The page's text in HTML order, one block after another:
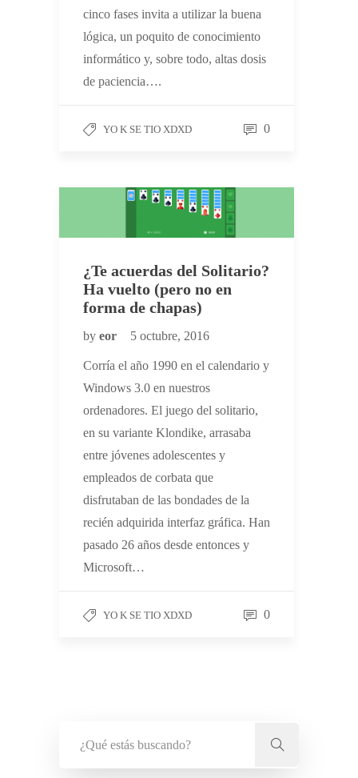
cinco fases invita a utilizar la buena
lógica, un poquito de conocimiento
informático y, sobre todo, altas dosis
de paciencia….
YO K SE TIO XDXD 0
¿Te acuerdas del Solitario?
Ha vuelto (pero no en
forma de chapas)
by eor 5 octubre, 2016
Corría el año 1990 en el calendario y
Windows 3.0 en nuestros
ordenadores. El juego del solitario,
en su variante Klondike, arrasaba
entre jóvenes adolescentes y
empleados de corbata que
disfrutaban de las bondades de la
recién adquirida interfaz gráfica. Han
pasado 26 años desde entonces y
Microsoft…
YO K SE TIO XDXD 0